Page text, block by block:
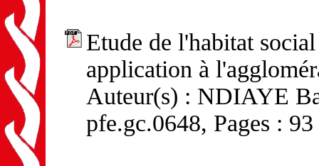
Etude de l'habitat
application à
Auteur(s) : NDIAYE
pfe.gc.0648, Pages : 93